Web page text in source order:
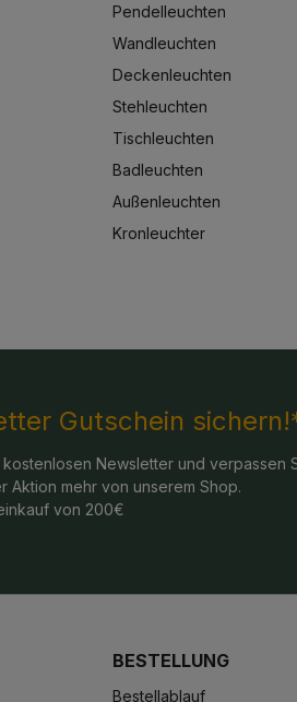
Pendelleuchten
Wandleuchten
Deckenleuchten
Stehleuchten
Tischleuchten
Badleuchten
Außenleuchten
Kronleuchter
Gutschein
Newsletter und verpassen
Aktion mehr von unserem Shop.
von 200€
BESTELLUNG
Bestellablauf